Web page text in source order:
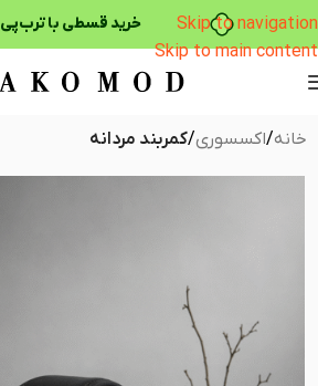
خرید قسطی با ترب‌پی
۴ قسط، بدون کارمزد
Skip to navigation
Skip to main content
خانه اکسسوری کمربند مردانه